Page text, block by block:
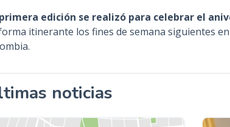
edición se realizó para celebrar el
itinerante los fines de semana siguientes
noticias